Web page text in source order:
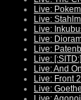
Live:
Live:
Live:
Live:
Live:
Live:
Live: And
Live: Front
Live: